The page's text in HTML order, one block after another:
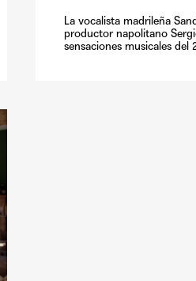
La vocalista madrileña
productor napolitano
sensaciones musicales del